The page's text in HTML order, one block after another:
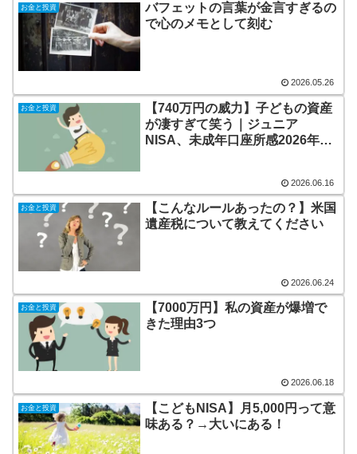
お金と投資
バフェットの言葉が金言すぎるの
で心のメモとして刻む
2026.05.26
お金と投資
【740万円の威力】子どもの資産
が凄すぎて笑う｜ジュニア
NISA、未成年口座所感2026年6
2026.06.16
お金と投資
【こんなルールあったの？】米国
遺産税について教えてください
2026.06.24
お金と投資
【7000万円】私の資産が爆増で
きた理由3つ
2026.06.18
お金と投資
【こどもNISA】月5,000円って意
味ある？→大いにある！